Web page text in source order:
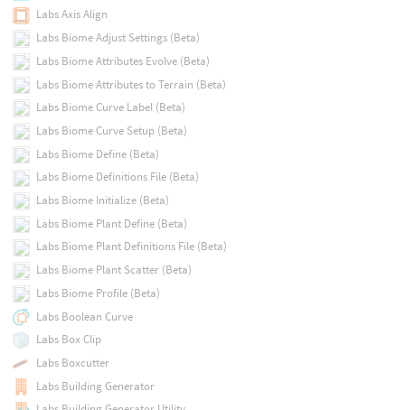
Labs Axis Align
Labs Biome Adjust Settings (Beta)
Labs Biome Attributes Evolve (Beta)
Labs Biome Attributes to Terrain (Beta)
Labs Biome Curve Label (Beta)
Labs Biome Curve Setup (Beta)
Labs Biome Define (Beta)
Labs Biome Definitions File (Beta)
Labs Biome Initialize (Beta)
Labs Biome Plant Define (Beta)
Labs Biome Plant Definitions File (Beta)
Labs Biome Plant Scatter (Beta)
Labs Biome Profile (Beta)
Labs Boolean Curve
Labs Box Clip
Labs Boxcutter
Labs Building Generator